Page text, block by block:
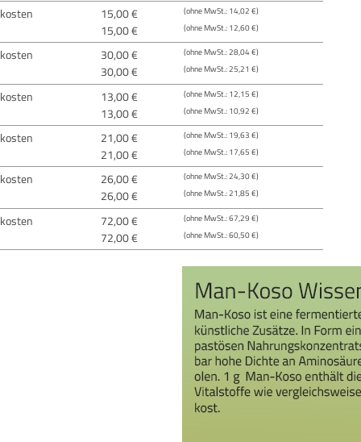
15,00 € (ohne MwSt.: 14,02 €)
15,00 € (ohne MwSt.: 12,60 €)
30,00 € (ohne MwSt.: 28,04 €)
30,00 € (ohne MwSt.: 25,21 €)
13,00 € (ohne MwSt.: 12,15 €)
13,00 € (ohne MwSt.: 10,92 €)
21,00 € (ohne MwSt.: 19,63 €)
21,00 € (ohne MwSt.: 17,65 €)
26,00 € (ohne MwSt.: 24,30 €)
26,00 € (ohne MwSt.: 21,85 €)
72,00 € (ohne MwSt.: 67,29 €)
72,00 € (ohne MwSt.: 60,50 €)